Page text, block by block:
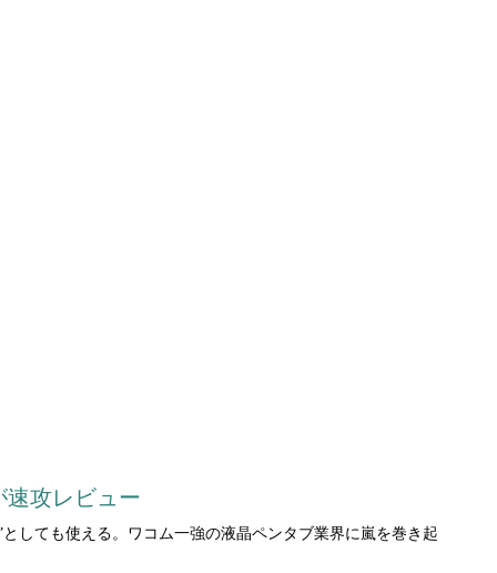
攻レビュー
しても使える。ワコム一強の液晶ペンタブ業界に嵐を巻き起